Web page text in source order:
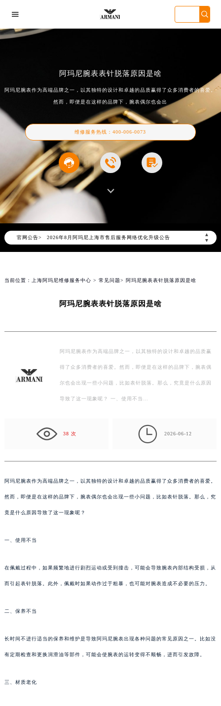

万菱汇店 天津金融中心店
阿玛尼腕表表针脱落原因是啥
阿玛尼腕表作为高端品牌之一，以其独特的设计和卓越的品质赢得了众多消费者的喜爱。
然而，即便是在这样的品牌下，腕表偶尔也会出
维修服务热线：400-006-0073
  
官网公告>
▲
▼
2026年8月阿玛尼上海市售后服务网络优化升级公告
2026年8月上海市阿玛尼官方售后客户服务热线：400-006-0073
上海市徐汇区虹桥路3号港汇中心写字楼2座37层3705室（需提前预约）
当前位置： 上海阿玛尼维修服务中心 > 常见问题> 阿玛尼腕表表针脱落原因是啥
阿玛尼腕表表针脱落原因是啥
阿玛尼腕表作为高端品牌之一，以其独特的设计和卓越的品质赢
得了众多消费者的喜爱。然而，即便是在这样的品牌下，腕表偶
尔也会出现一些小问题，比如表针脱落。那么，究竟是什么原因
导致了这一现象呢？ 一、使用不当…
38 次  2026-06-12
阿玛尼腕表作为高端品牌之一，以其独特的设计和卓越的品质赢得了众多消费者的喜爱。
然而，即便是在这样的品牌下，腕表偶尔也会出现一些小问题，比如表针脱落。那么，究
竟是什么原因导致了这一现象呢？
一、使用不当
在佩戴过程中，如果频繁地进行剧烈运动或受到撞击，可能会导致腕表内部结构受损，从
而引起表针脱落。此外，佩戴时如果动作过于粗暴，也可能对腕表造成不必要的压力。
二、保养不当
长时间不进行适当的保养和维护是导致阿玛尼腕表出现各种问题的常见原因之一。比如没
有定期检查和更换润滑油等部件，可能会使腕表的运转变得不顺畅，进而引发故障。
三、材质老化